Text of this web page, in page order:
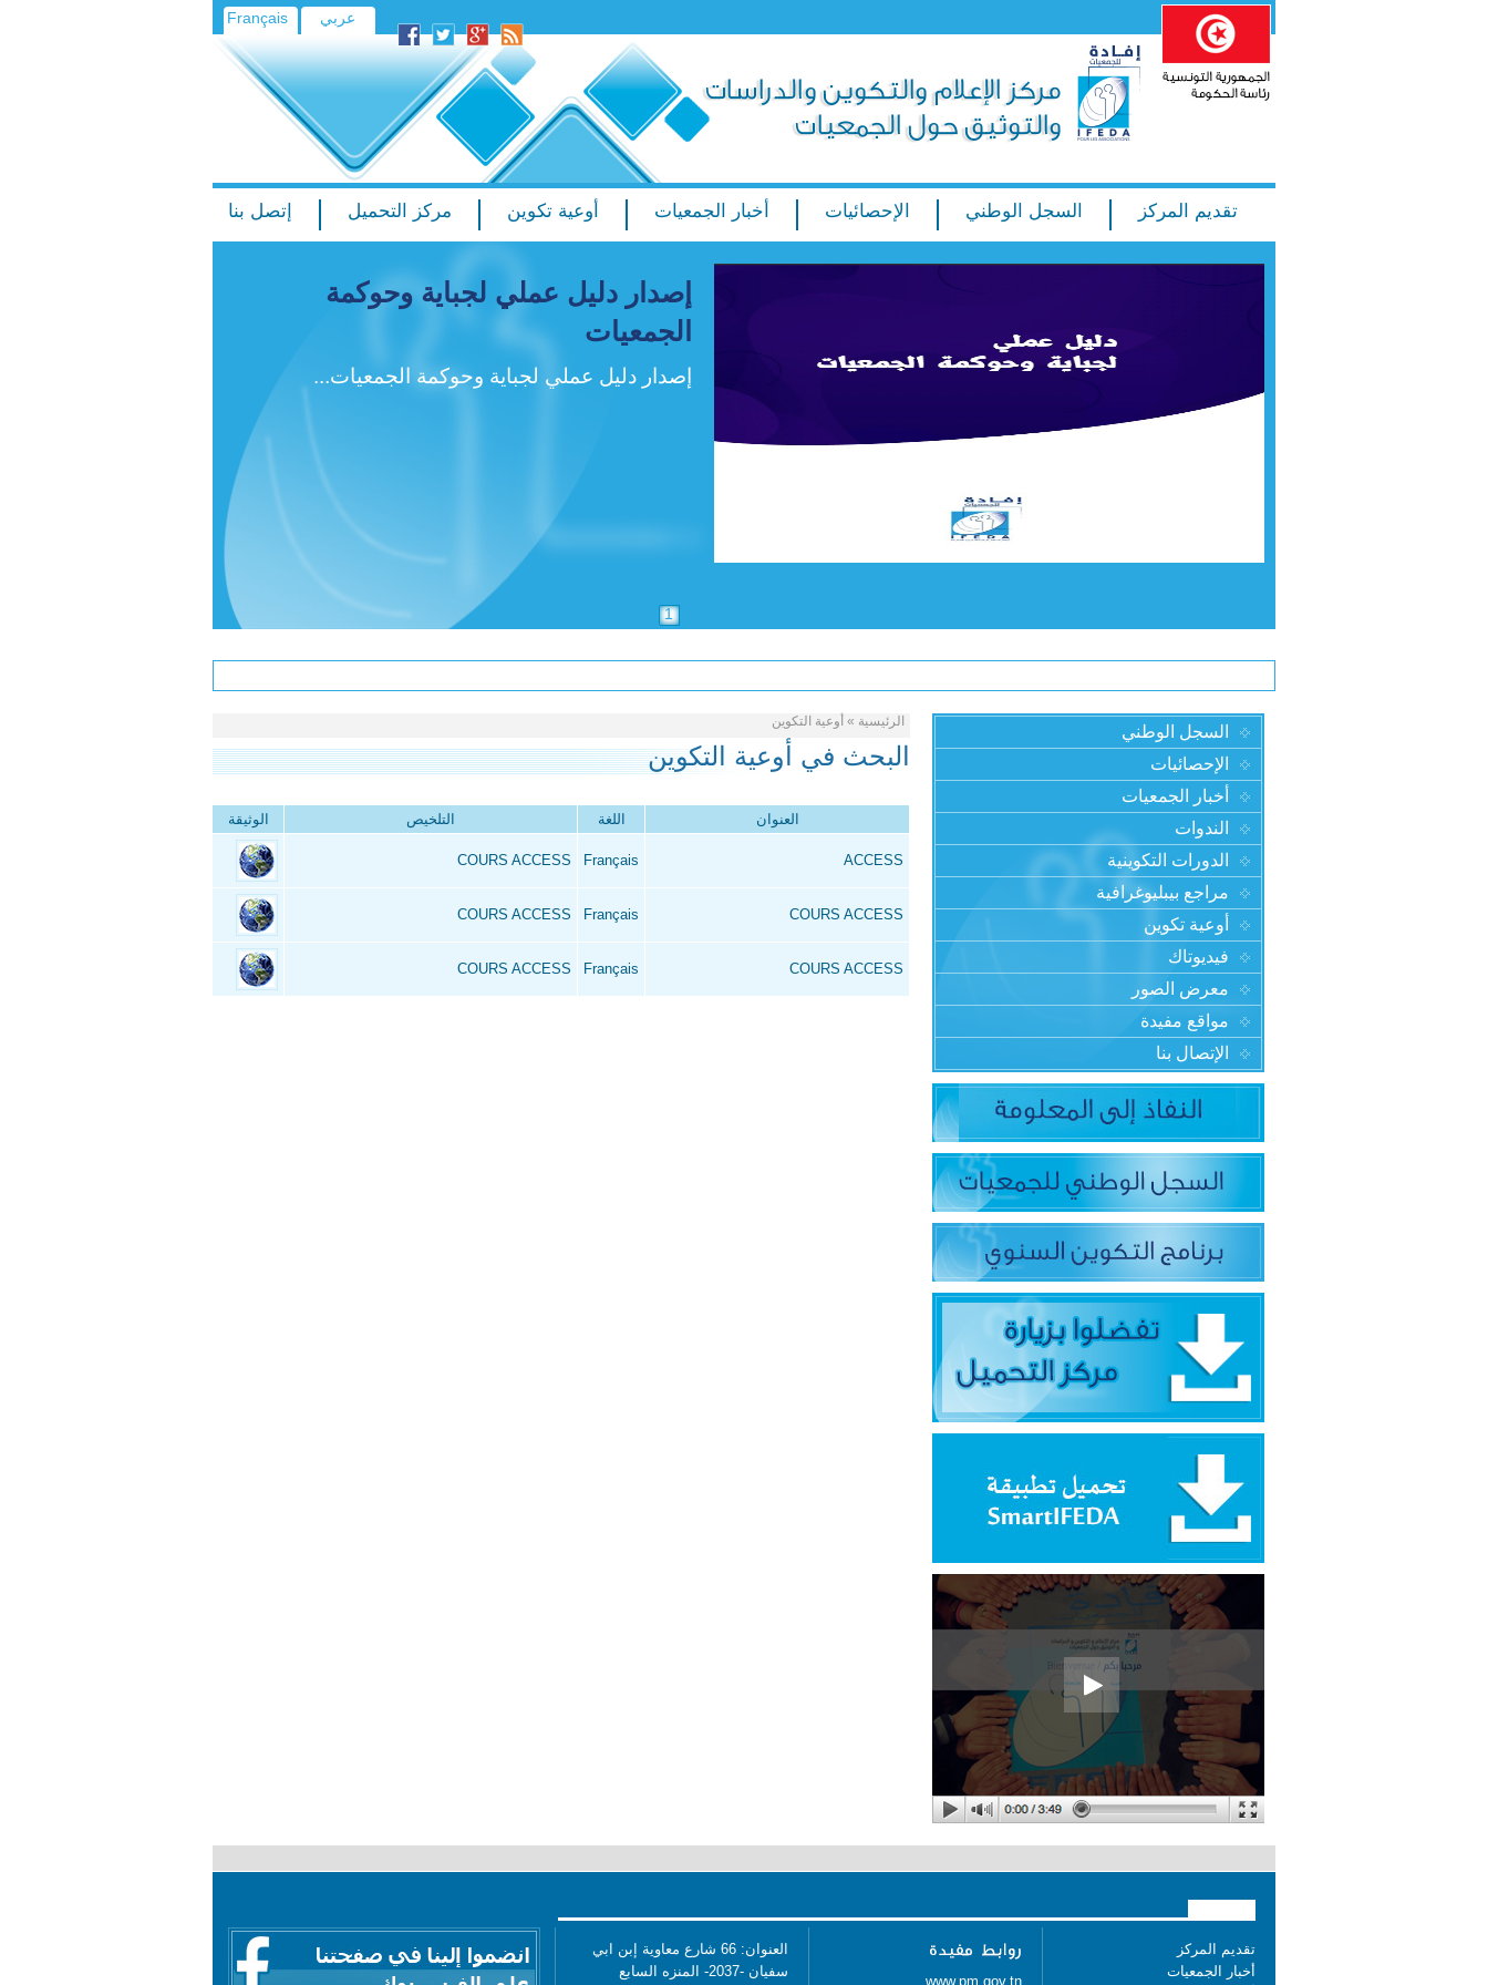
Français عربي
تقديم المركز السجل الوطني الإحصائيات أخبار الجمعيات أوعية تكوين مركز التحميل إتصل بنا
إصدار دليل عملي لجباية وحوكمة
الجمعيات
إصدار دليل عملي لجباية وحوكمة الجمعيات...
1
السجل الوطني
الإحصائيات
أخبار الجمعيات
الندوات
الدورات التكوينية
مراجع بيبليوغرافية
أوعية تكوين
فيديوتاك
معرض الصور
مواقع مفيدة
الإتصال بنا
الرئيسية » أوعية التكوين
البحث في أوعية التكوين
العنوان اللغة التلخيص الوثيقة
ACCESS
Français
COURS ACCESS
COURS ACCESS
Français
COURS ACCESS
COURS ACCESS
Français
COURS ACCESS
تقديم المركز
أخبار الجمعيات
www.pm.gov.tn
العنوان: 66 شارع معاوية إبن ابي
سفيان -2037- المنزه السابع